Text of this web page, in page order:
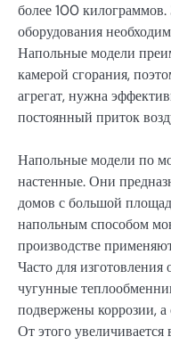
более 100
оборудования
Напольные модели
камерой сгорания,
агрегат, нужна
постоянный приток
Напольные модели по
настенные. Они
домов с большой
напольным способом
производстве
Часто для
чугунные
подвержены коррозии, а
От этого увеличивается